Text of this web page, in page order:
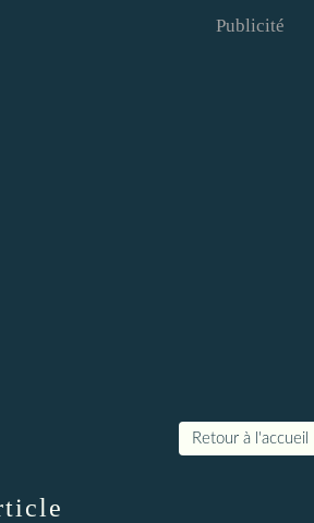
Publicité
Retour à l'accueil